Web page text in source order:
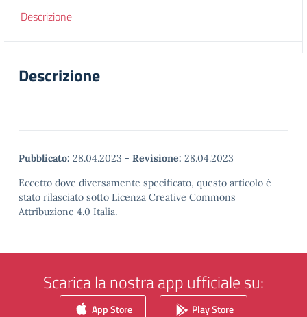
Descrizione
Descrizione
Pubblicato: 28.04.2023 - Revisione: 28.04.2023
Eccetto dove diversamente specificato, questo articolo è
stato rilasciato sotto Licenza Creative Commons
Attribuzione 4.0 Italia.
Scarica la nostra app ufficiale su:
App Store Play Store